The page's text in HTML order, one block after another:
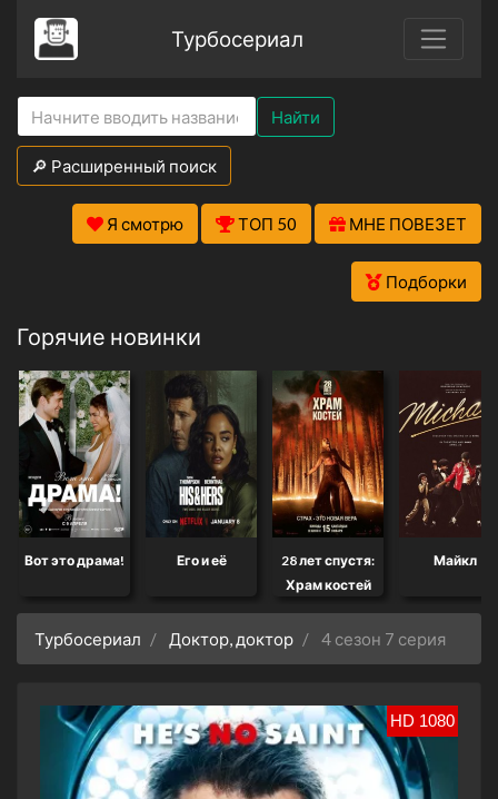
Турбосериал
Найти
🔎 Расширенный поиск
Я смотрю ТОП 50 МНЕ ПОВЕЗЕТ
Подборки
Горячие новинки
Вот это драма! Его и её
28 лет спустя:
Храм костей
Майкл
Турбосериал Доктор, доктор 4 сезон 7 серия
HD 1080